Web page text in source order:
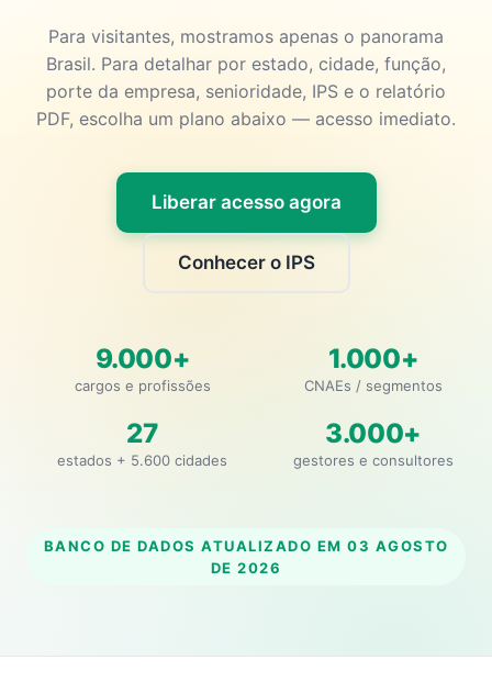
Para visitantes, mostramos apenas o panorama
Brasil. Para detalhar por estado, cidade, função,
porte da empresa, senioridade, IPS e o relatório
PDF, escolha um plano abaixo — acesso imediato.
Liberar acesso agora
Conhecer o IPS
9.000+
cargos e profissões
1.000+
CNAEs / segmentos
27
estados + 5.600 cidades
3.000+
gestores e consultores
BANCO DE DADOS ATUALIZADO EM 03 AGOSTO
DE 2026